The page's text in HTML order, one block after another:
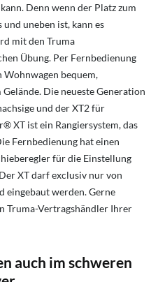
Denn wenn der Platz zum
uneben ist, kann es
mit den Truma
Übung. Per Fernbedienung
Wohnwagen bequem,
Die neueste Generation
und der XT2 für
XT ist ein Rangiersystem, das
Fernbedienung hat einen
für die Einstellung
XT darf exclusiv nur von
eingebaut werden. Gerne
Truma-Vertragshändler Ihrer
auch im schweren